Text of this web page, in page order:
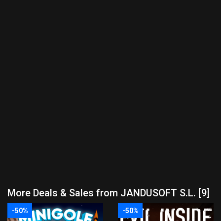
More Deals & Sales from JANDUSOFT S.L. [9]
-50% -50%